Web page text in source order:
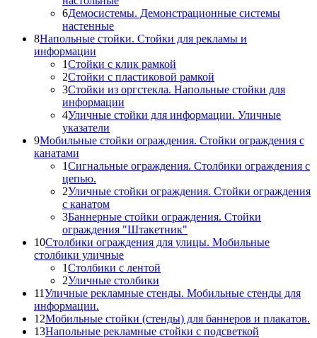
6Демосистемы. Демонстрационные системы
настенные
8Напольные стойки. Стойки для рекламы и
информации
1Стойки с клик рамкой
2Стойки с пластиковой рамкой
3Стойки из оргстекла. Напольные стойки для
информации
4Уличные стойки для информации. Уличные
указатели
9Мобильные стойки ограждения. Стойки ограждения с
канатами
1Сигнальные ограждения. Столбики ограждения с
цепью.
2Уличные стойки ограждения. Стойки ограждения
с канатом
3Баннерные стойки ограждения. Стойки
ограждения "Штакетник"
10Столбики ограждения для улицы. Мобильные
столбики уличные
1Столбики с лентой
2Уличные столбики
11Уличные рекламные стенды. Мобильные стенды для
информации.
12Мобильные стойки (стенды) для баннеров и плакатов.
13Напольные рекламные стойки с подсветкой